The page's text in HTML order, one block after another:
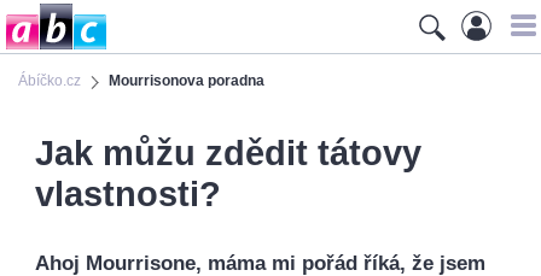
Ábíčko.cz Mourrisonova poradna
Jak můžu zdědit tátovy
vlastnosti?
Ahoj Mourrisone, máma mi pořád říká, že jsem